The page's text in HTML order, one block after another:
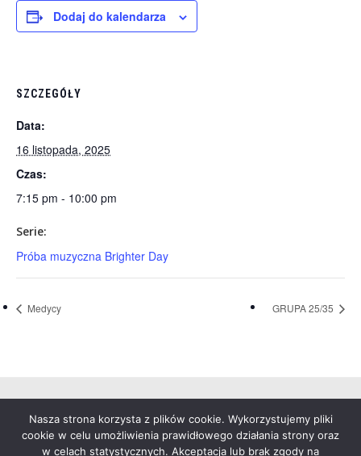
Dodaj do kalendarza
SZCZEGÓŁY
Data:
16 listopada, 2025
Czas:
7:15 pm - 10:00 pm
Serie:
Próba muzyczna Brighter Day
Medycy GRUPA 25/35
© 2026 Duszpasterstwo Akademickie Św. Anny.
Warszawa
Nasza strona korzysta z plików cookie. Wykorzystujemy pliki
cookie w celu umożliwienia prawidłowego działania strony oraz
w celach statystycznych. Akceptacja lub brak zgody na